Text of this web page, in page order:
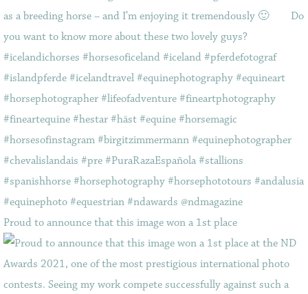
Proud to announce that this image won a 1st place